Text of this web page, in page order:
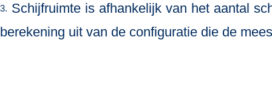
3. Schijfruimte is afhankelijk van het aantal
berekening uit van de configuratie die de